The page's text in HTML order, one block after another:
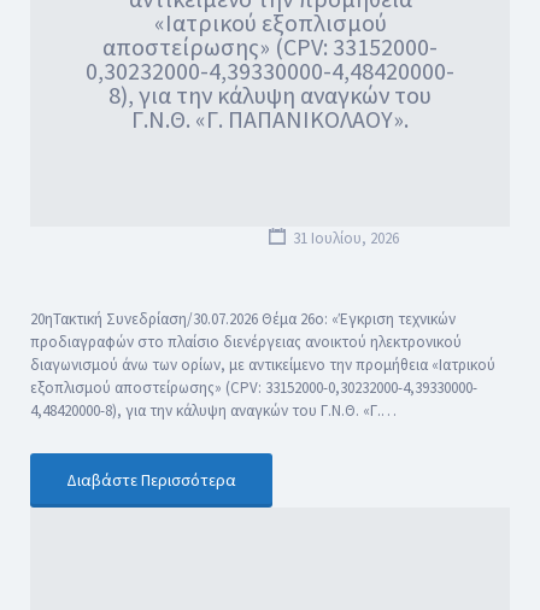
«Ιατρικού εξοπλισμού
αποστείρωσης» (CPV: 33152000-
0,30232000-4,39330000-4,48420000-
8), για την κάλυψη αναγκών του
Γ.Ν.Θ. «Γ. ΠΑΠΑΝΙΚΟΛΑΟΥ».
31 Ιουλίου, 2026
20ηΤακτική Συνεδρίαση/30.07.2026 Θέμα 26ο: «Έγκριση τεχνικών
προδιαγραφών στο πλαίσιο διενέργειας ανοικτού ηλεκτρονικού
διαγωνισμού άνω των ορίων, με αντικείμενο την προμήθεια «Ιατρικού
εξοπλισμού αποστείρωσης» (CPV: 33152000-0,30232000-4,39330000-
4,48420000-8), για την κάλυψη αναγκών του Γ.Ν.Θ. «Γ.…
Διαβάστε Περισσότερα